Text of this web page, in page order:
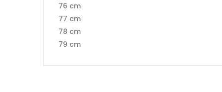
76 cm
77 cm
78 cm
79 cm